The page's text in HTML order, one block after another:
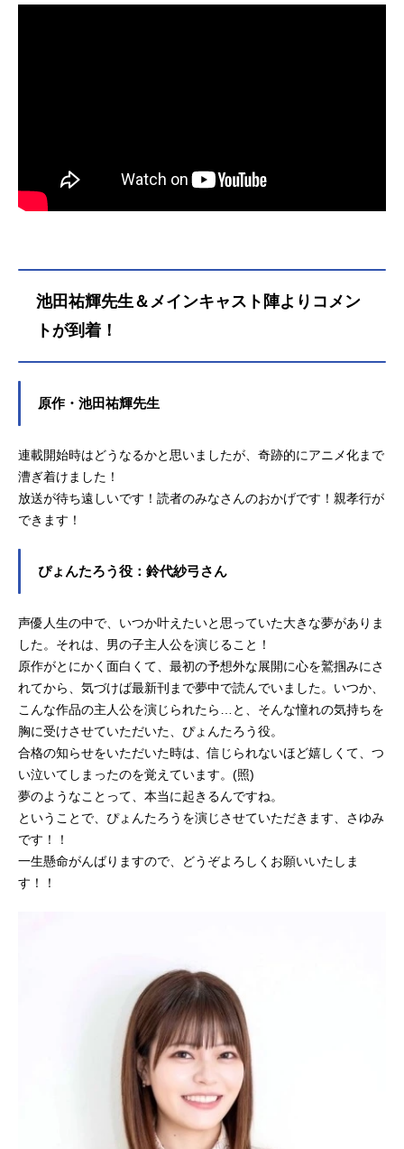
池田祐輝先生＆メインキャスト陣よりコメン
トが到着！
原作・池田祐輝先生
連載開始時はどうなるかと思いましたが、奇跡的にアニメ化まで
漕ぎ着けました！
放送が待ち遠しいです！読者のみなさんのおかげです！親孝行が
できます！
ぴょんたろう役：鈴代紗弓さん
声優人生の中で、いつか叶えたいと思っていた大きな夢がありま
した。それは、男の子主人公を演じること！
原作がとにかく面白くて、最初の予想外な展開に心を鷲掴みにさ
れてから、気づけば最新刊まで夢中で読んでいました。いつか、
こんな作品の主人公を演じられたら…と、そんな憧れの気持ちを
胸に受けさせていただいた、ぴょんたろう役。
合格の知らせをいただいた時は、信じられないほど嬉しくて、つ
い泣いてしまったのを覚えています。(照)
夢のようなことって、本当に起きるんですね。
ということで、ぴょんたろうを演じさせていただきます、さゆみ
です！！
一生懸命がんばりますので、どうぞよろしくお願いいたしま
す！！